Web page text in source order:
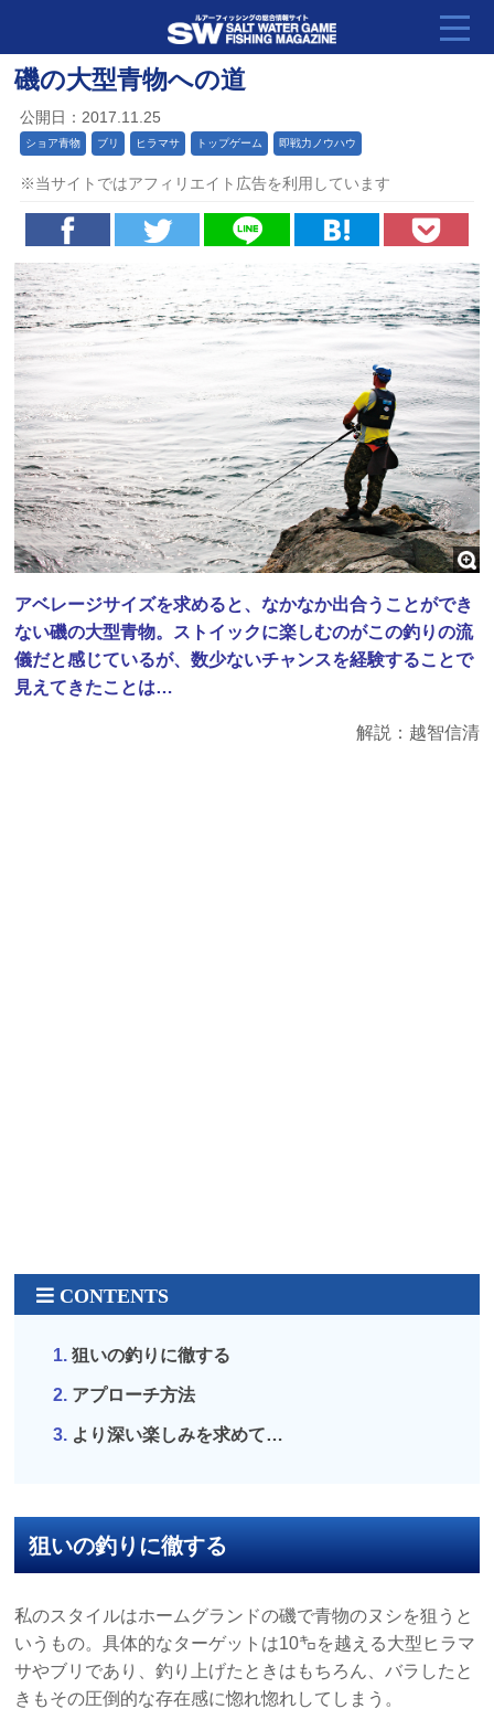
磯の大型青物への道
公開日：2017.11.25
ショア青物 ブリ ヒラマサ トップゲーム 即戦力ノウハウ
※当サイトではアフィリエイト広告を利用しています
アベレージサイズを求めると、なかなか出合うことができ
ない磯の大型青物。ストイックに楽しむのがこの釣りの流
儀だと感じているが、数少ないチャンスを経験することで
見えてきたことは…
解説：越智信清
狙いの釣りに徹する
アプローチ方法
より深い楽しみを求めて…
狙いの釣りに徹する
私のスタイルはホームグランドの磯で青物のヌシを狙うと
いうもの。具体的なターゲットは10㌔を越える大型ヒラマ
サやブリであり、釣り上げたときはもちろん、バラしたと
きもその圧倒的な存在感に惚れ惚れしてしまう。